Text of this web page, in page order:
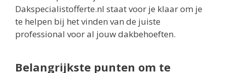
Dakspecialistofferte.nl staat voor je klaar om je
te helpen bij het vinden van de juiste
professional voor al jouw dakbehoeften.
Belangrijkste punten om te